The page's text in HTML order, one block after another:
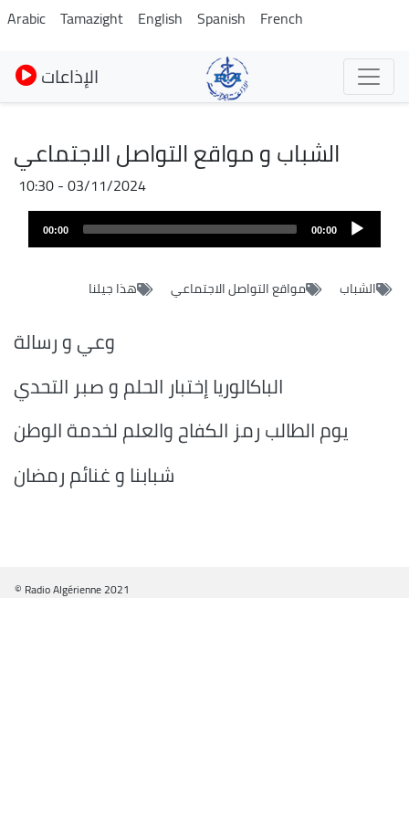
Skip
to
main
content
Arabic Tamazight English Spanish French
الإذاعات
الشباب و مواقع التواصل الاجتماعي
03/11/2024 - 10:30
00:00
00:00
الشباب مواقع التواصل الاجتماعي هذا جيلنا
وعي و رسالة
الباكالوريا إختبار الحلم و صبر التحدي
يوم الطالب رمز الكفاح والعلم لخدمة الوطن
شبابنا و غنائم رمضان
© Radio Algérienne 2021